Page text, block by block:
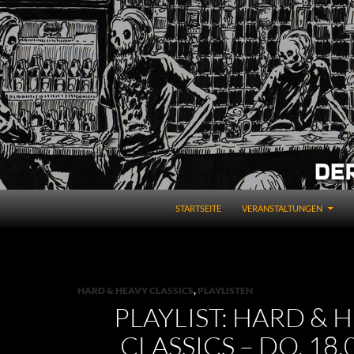
STARTSEITE VERANSTALTUNGEN
HARD & HEAVY CLASSICS, PLAYLISTEN
PLAYLIST: HARD &
CLASSICS – DO,